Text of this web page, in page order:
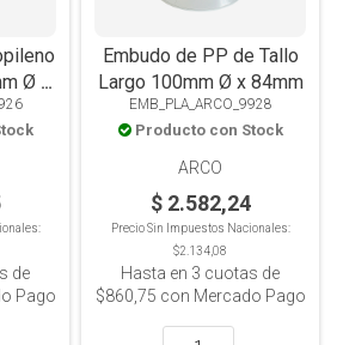
Ø x
de
Pago
Embudo de PP de Tallo
Largo 100mm Ø x 84mm
EMB_PLA_ARCO_9928
Producto con Stock
ARCO
$ 2.582,24
Precio Sin Impuestos Nacionales:
$2.134,08
Hasta en 3 cuotas de
$860,75 con Mercado Pago